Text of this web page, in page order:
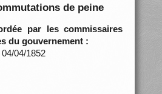
de peine
par les commissaires
du gouvernement :
04/1852